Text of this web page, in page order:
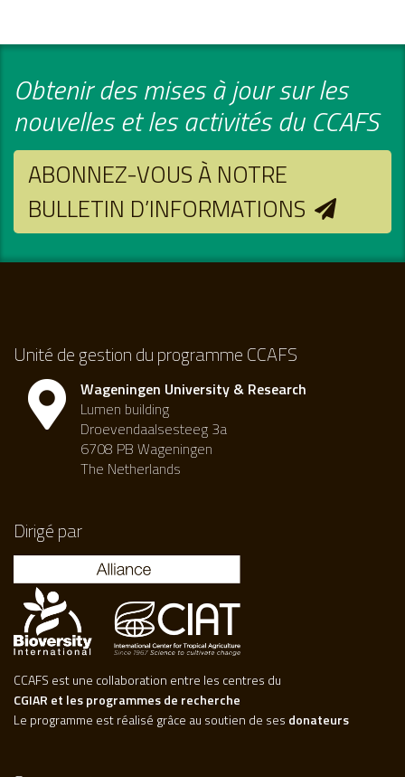
Obtenir des mises à jour sur les
nouvelles et les activités du CCAFS
ABONNEZ-VOUS À NOTRE
BULLETIN D’INFORMATIONS
Unité de gestion du programme CCAFS
Wageningen University & Research
Lumen building
Droevendaalsesteeg 3a
6708 PB Wageningen
The Netherlands
Dirigé par
CCAFS est une collaboration entre les centres du
CGIAR et les programmes de recherche
Le programme est réalisé grâce au soutien de ses donateurs